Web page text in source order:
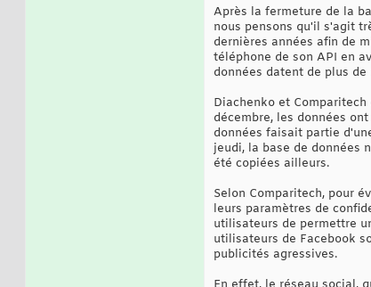
Après la fermeture de la
nous pensons qu'il s'agit
dernières années afin de
téléphone de son API en
données datent de plus de
Diachenko et
décembre, les données
données faisait partie
jeudi, la base de données
été copiées ailleurs.
Selon Comparitech, pour
leurs paramètres de
utilisateurs de permettre
utilisateurs de Facebook
publicités agressives.